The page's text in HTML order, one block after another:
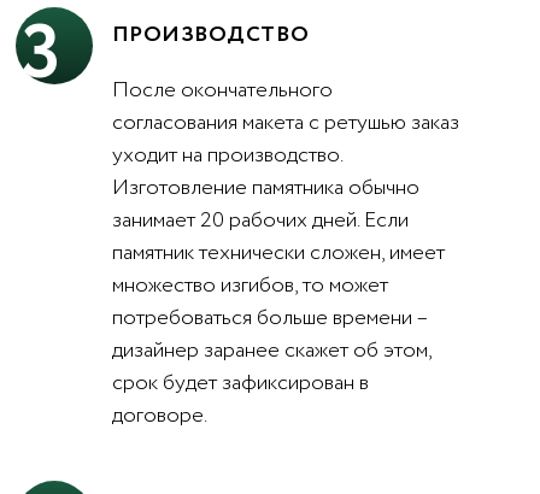
3
ПРОИЗВОДСТВО
После окончательного
согласования макета с ретушью заказ
уходит на производство.
Изготовление памятника обычно
занимает 20 рабочих дней. Если
памятник технически сложен, имеет
множество изгибов, то может
потребоваться больше времени –
дизайнер заранее скажет об этом,
срок будет зафиксирован в
договоре.